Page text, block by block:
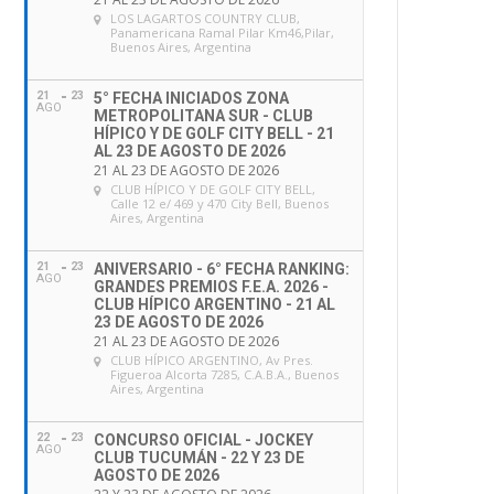
LOS LAGARTOS COUNTRY CLUB,
Panamericana Ramal Pilar Km46,Pilar,
Buenos Aires, Argentina
21
AGO
23
5° FECHA INICIADOS ZONA
METROPOLITANA SUR - CLUB
HÍPICO Y DE GOLF CITY BELL - 21
AL 23 DE AGOSTO DE 2026
21 AL 23 DE AGOSTO DE 2026
CLUB HÍPICO Y DE GOLF CITY BELL,
Calle 12 e/ 469 y 470 City Bell, Buenos
Aires, Argentina
21
AGO
23
ANIVERSARIO - 6° FECHA RANKING:
GRANDES PREMIOS F.E.A. 2026 -
CLUB HÍPICO ARGENTINO - 21 AL
23 DE AGOSTO DE 2026
21 AL 23 DE AGOSTO DE 2026
CLUB HÍPICO ARGENTINO, Av Pres.
Figueroa Alcorta 7285, C.A.B.A., Buenos
Aires, Argentina
22
AGO
23
CONCURSO OFICIAL - JOCKEY
CLUB TUCUMÁN - 22 Y 23 DE
AGOSTO DE 2026